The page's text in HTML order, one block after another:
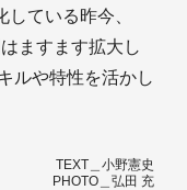
ている昨今、
ますます拡大し
ルや特性を活かし
TEXT＿小野憲史
PHOTO＿弘田 充